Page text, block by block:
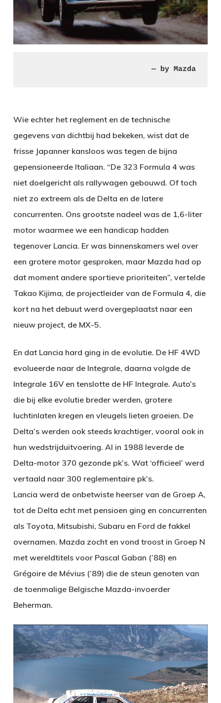
— by Mazda
Wie echter het reglement en de technische
gegevens van dichtbij had bekeken, wist dat de
frisse Japanner kansloos was tegen de bijna
gepensioneerde Italiaan. “De 323 Formula 4 was
niet doelgericht als rallywagen gebouwd. Of toch
niet zo extreem als de Delta en de latere
concurrenten. Ons grootste nadeel was de 1,6-liter
motor waarmee we een handicap hadden
tegenover Lancia. Er was binnenskamers wel over
een grotere motor gesproken, maar Mazda had op
dat moment andere sportieve prioriteiten”, vertelde
Takao Kijima, de projectleider van de Formula 4, die
kort na het debuut werd overgeplaatst naar een
nieuw project, de MX-5.
En dat Lancia hard ging in de evolutie. De HF 4WD
evolueerde naar de Integrale, daarna volgde de
Integrale 16V en tenslotte de HF Integrale. Auto’s
die bij elke evolutie breder werden, grotere
luchtinlaten kregen en vleugels lieten groeien. De
Delta’s werden ook steeds krachtiger, vooral ook in
hun wedstrijduitvoering. Al in 1988 leverde de
Delta-motor 370 gezonde pk’s. Wat ‘officieel’ werd
vertaald naar 300 reglementaire pk’s.
Lancia werd de onbetwiste heerser van de Groep A,
tot de Delta echt met pensioen ging en concurrenten
als Toyota, Mitsubishi, Subaru en Ford de fakkel
overnamen. Mazda zocht en vond troost in Groep N
met wereldtitels voor Pascal Gaban (’88) en
Grégoire de Mévius (’89) die de steun genoten van
de toenmalige Belgische Mazda-invoerder
Beherman.